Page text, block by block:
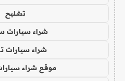
تشليح
شراء سيارات
شراء سيارات
موقع شراء